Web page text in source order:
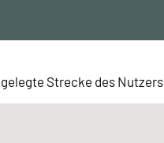
Strecke des Nutzers